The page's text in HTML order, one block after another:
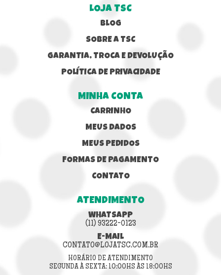
LOJA TSC
BLOG
SOBRE A TSC
GARANTIA, TROCA E DEVOLUÇÃO
POLÍTICA DE PRIVACIDADE
MINHA CONTA
CARRINHO
MEUS DADOS
MEUS PEDIDOS
FORMAS DE PAGAMENTO
CONTATO
ATENDIMENTO
WHATSAPP
(11) 93222-0123
E-MAIL
CONTATO@LOJATSC.COM.BR
HORÁRIO DE ATENDIMENTO
SEGUNDA À SEXTA: 10:00HS ÀS 18:00HS